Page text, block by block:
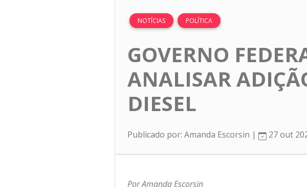
NOTÍCIAS POLÍTICA
GOVERNO
ANALISAR
DIESEL
Publicado por: Amanda Escorsin | 27 out
Por Amanda Escorsin